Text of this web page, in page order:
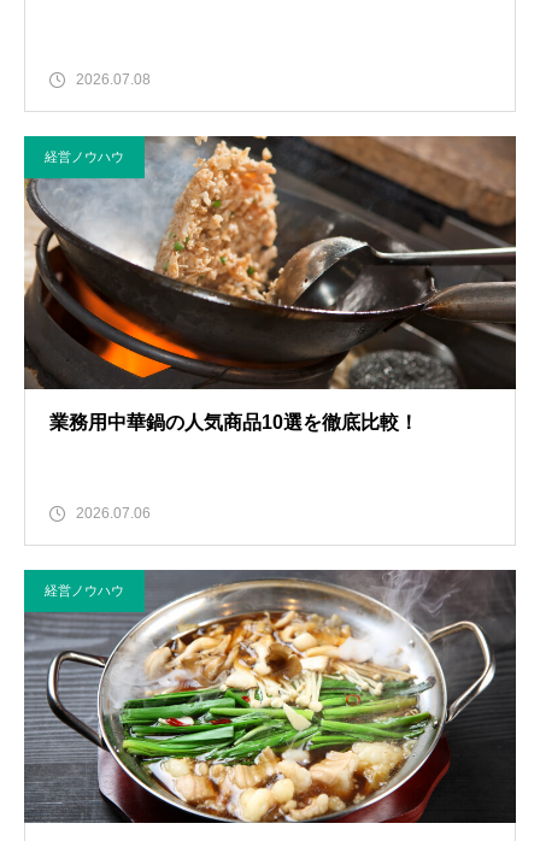
2026.07.08
経営ノウハウ
業務用中華鍋の人気商品10選を徹底比較！
2026.07.06
経営ノウハウ